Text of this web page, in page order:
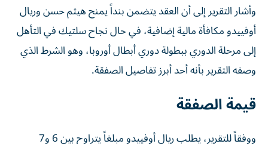
وأشار التقرير إلى أن العقد يتضمن بنداً يمنح هيثم حسن وريال
أوفييدو مكافأة مالية إضافية، في حال نجاح سلتيك في التأهل
إلى مرحلة الدوري ببطولة دوري أبطال أوروبا، وهو الشرط الذي
وصفه التقرير بأنه أحد أبرز تفاصيل الصفقة.
قيمة الصفقة
ووفقاً للتقرير، يطلب ريال أوفييدو مبلغاً يتراوح بين 6 و7